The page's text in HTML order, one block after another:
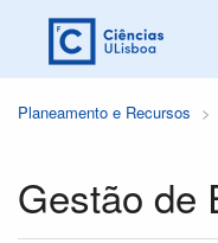
Planeamento e Recursos
Gestão de